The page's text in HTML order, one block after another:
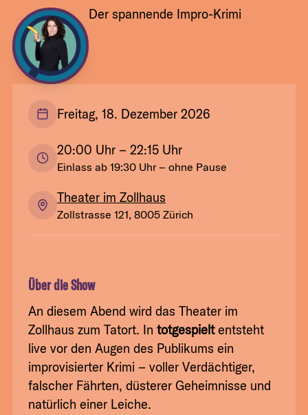
Der spannende Impro-Krimi
Freitag, 18. Dezember 2026
20:00 Uhr– 22:15 Uhr
Einlass ab 19:30Uhr– ohne Pause
Theater im Zollhaus
Zollstrasse 121, 8005 Zürich
Über die Show
An diesem Abend wird das Theater im
Zollhaus zum Tatort. Intotgespieltentsteht
live vor den Augen des Publikums ein
improvisierter Krimi – voller Verdächtiger,
falscher Fährten, düsterer Geheimnisse und
natürlich einer Leiche.